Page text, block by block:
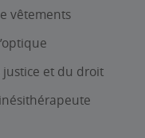
vêtements
justice et du droit